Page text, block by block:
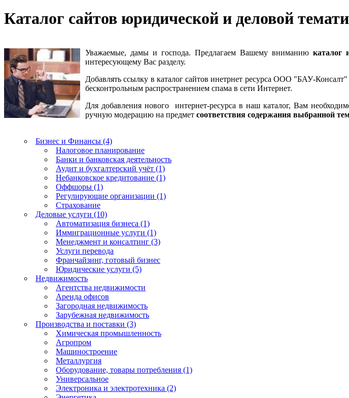
Каталог сайтов юридической и деловой
Уважаемые, дамы и господа. Предлагаем Вашему вниманию каталог
интересующему Вас разделу.
Добавлять ссылку в каталог сайтов инетрнет ресурса ООО "БАУ-
бесконтрольным распространением спама в сети Интернет.
Для добавления нового интернет-ресурса в наш каталог, Вам
ручную модерацию на предмет соответствия содержания выбранной
Бизнес и Финансы (4)
Налоговое планирование
Банки и банковская деятельность
Аудит и бухгалтерский учёт (1)
Небанковское кредитование (1)
Оффшоры (1)
Регулирующие организации (1)
Страхование
Деловые услуги (10)
Автоматизация бизнеса (1)
Иммиграционные услуги (1)
Менеджмент и консалтинг (3)
Услуги перевода
Франчайзинг, готовый бизнес
Юридические услуги (5)
Недвижимость
Агентства недвижимости
Аренда офисов
Загородная недвижимость
Зарубежная недвижимость
Производства и поставки (3)
Химическая промышленность
Агропром
Машиностроение
Металлургия
Оборудование, товары потребления (1)
Универсальное
Электроника и электротехника (2)